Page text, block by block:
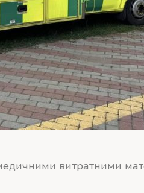
витратними